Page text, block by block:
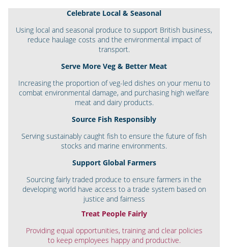
Celebrate Local & Seasonal
Using local and seasonal produce to support British business,
reduce haulage costs and the environmental impact of
transport.
Serve More Veg & Better Meat
Increasing the proportion of veg-led dishes on your menu to
combat environmental damage, and purchasing high welfare
meat and dairy products.
Source Fish Responsibly
Serving sustainably caught fish to ensure the future of fish
stocks and marine environments.
Support Global Farmers
Sourcing fairly traded produce to ensure farmers in the
developing world have access to a trade system based on
justice and fairness
Treat People Fairly
Providing equal opportunities, training and clear policies
to keep employees happy and productive.